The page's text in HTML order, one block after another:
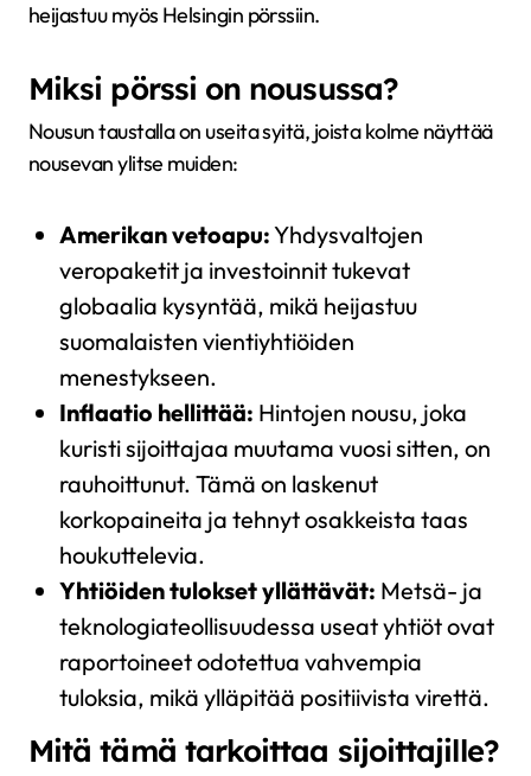
heijastuu myös Helsingin pörssiin.
Miksi pörssi on nousussa?
Nousun taustalla on useita syitä, joista kolme näyttää
nousevan ylitse muiden:
Amerikan vetoapu:Yhdysvaltojen
veropaketit ja investoinnit tukevat
globaalia kysyntää, mikä heijastuu
suomalaisten vientiyhtiöiden
menestykseen.
Inflaatio hellittää: Hintojen nousu, joka
kuristi sijoittajaa muutama vuosi sitten, on
rauhoittunut. Tämä on laskenut
korkopaineita ja tehnyt osakkeista taas
houkuttelevia.
Yhtiöiden tulokset yllättävät: Metsä- ja
teknologiateollisuudessa useat yhtiöt ovat
raportoineet odotettua vahvempia
tuloksia, mikä ylläpitää positiivista virettä.
Mitä tämä tarkoittaa sijoittajille?